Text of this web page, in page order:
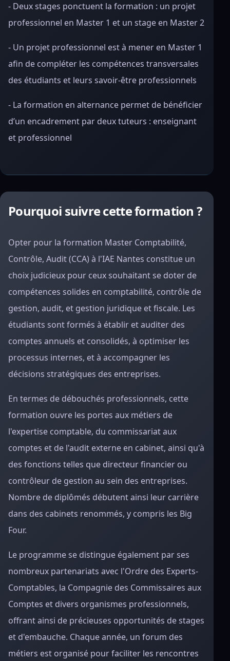
- Deux stages ponctuent la formation : un projet
professionnel en Master 1 et un stage en Master 2
- Un projet professionnel est à mener en Master 1
afin de compléter les compétences transversales
des étudiants et leurs savoir-être professionnels
- La formation en alternance permet de bénéficier
d’un encadrement par deux tuteurs : enseignant
et professionnel
Pourquoi suivre cette formation ?
Opter pour la formation Master Comptabilité,
Contrôle, Audit (CCA) à l'IAE Nantes constitue un
choix judicieux pour ceux souhaitant se doter de
compétences solides en comptabilité, contrôle de
gestion, audit, et gestion juridique et fiscale. Les
étudiants sont formés à établir et auditer des
comptes annuels et consolidés, à optimiser les
processus internes, et à accompagner les
décisions stratégiques des entreprises.
En termes de débouchés professionnels, cette
formation ouvre les portes aux métiers de
l'expertise comptable, du commissariat aux
comptes et de l'audit externe en cabinet, ainsi qu'à
des fonctions telles que directeur financier ou
contrôleur de gestion au sein des entreprises.
Nombre de diplômés débutent ainsi leur carrière
dans des cabinets renommés, y compris les Big
Four.
Le programme se distingue également par ses
nombreux partenariats avec l'Ordre des Experts-
Comptables, la Compagnie des Commissaires aux
Comptes et divers organismes professionnels,
offrant ainsi de précieuses opportunités de stages
et d'embauche. Chaque année, un forum des
métiers est organisé pour faciliter les rencontres